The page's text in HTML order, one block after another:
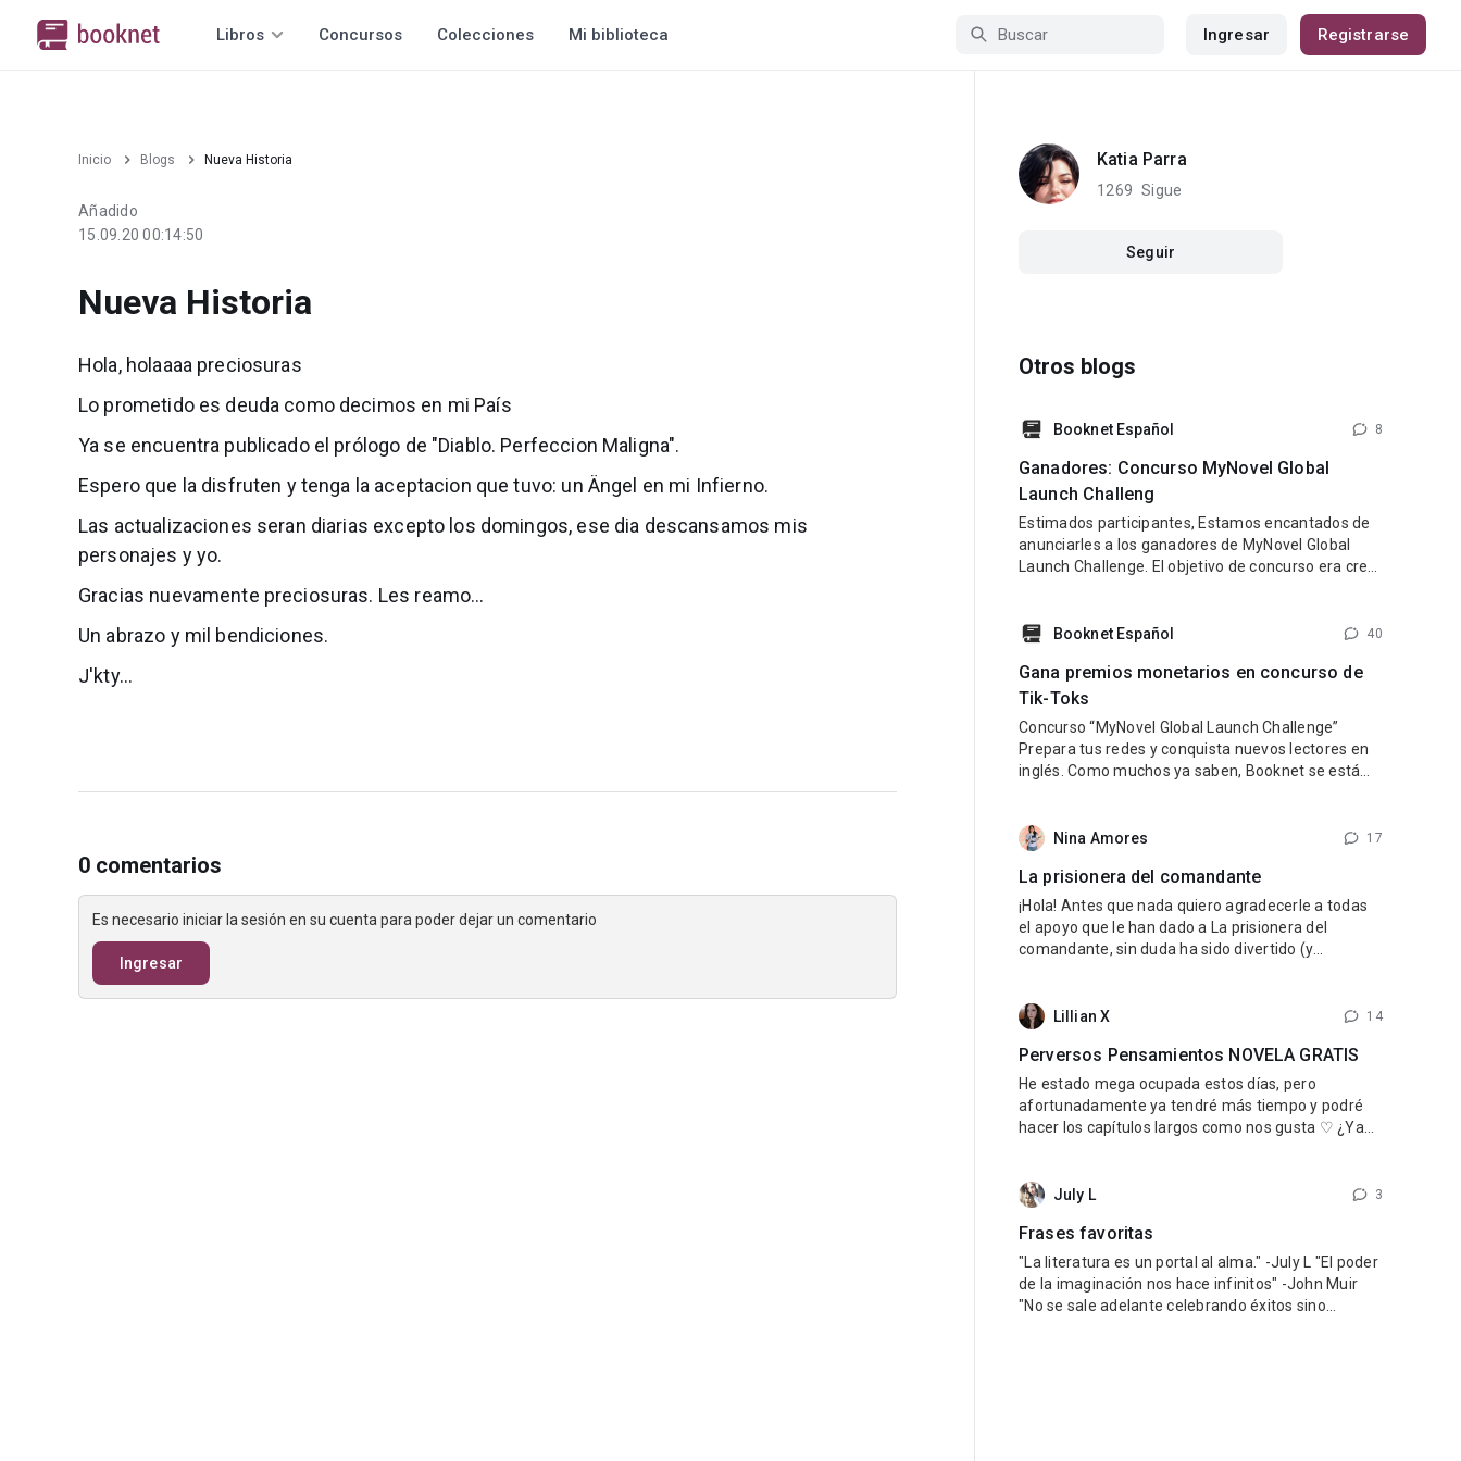
Libros Concursos Colecciones Mi biblioteca Ingresar Registrarse
Inicio Blogs Nueva Historia
Añadido
15.09.20 00:14:50
Nueva Historia
Hola, holaaaa preciosuras
Lo prometido es deuda como decimos en mi País
Ya se encuentra publicado el prólogo de "Diablo. Perfeccion Maligna".
Espero que la disfruten y tenga la aceptacion que tuvo: un Ängel en mi Infierno.
Las actualizaciones seran diarias excepto los domingos, ese dia descansamos mis
personajes y yo.
Gracias nuevamente preciosuras. Les reamo...
Un abrazo y mil bendiciones.
J'kty...
0 comentarios
Es necesario iniciar la sesión en su cuenta para poder dejar un comentario
Ingresar
Katia Parra
1269 Sigue
Seguir
Otros blogs
Booknet Español 8
Ganadores: Concurso MyNovel Global
Launch Challeng
Estimados participantes, Estamos encantados de
anunciarles a los ganadores de MyNovel Global
Launch Challenge. El objetivo de concurso era crear
libros de otros autores si no eres escritor). Link al
usuario de TikTok dark.reader3 2
Booknet Español 40
Gana premios monetarios en concurso de
Tik-Toks
Concurso “MyNovel Global Launch Challenge”
Prepara tus redes y conquista nuevos lectores en
inglés. Como muchos ya saben, Booknet se está
autores podrán vender sus libros traducidos a
mundo. El primer idioma será
Nina Amores 17
La prisionera del comandante
¡Hola! Antes que nada quiero agradecerle a todas
el apoyo que le han dado a La prisionera del
comandante, sin duda ha sido divertido (y
leido Una esposa para el rey, si les está gustando
encontrar de forma gratuita aquí
Lillian X 14
Perversos Pensamientos NOVELA GRATIS
He estado mega ocupada estos días, pero
afortunadamente ya tendré más tiempo y podré
hacer los capítulos largos como nos gusta ♡ ¿Ya
DEBES, y repito DEBES leerla. Tenemos un
que
July L 3
Frases favoritas
"La literatura es un portal al alma." -July L "El poder
de la imaginación nos hace infinitos" -John Muir
"No se sale adelante celebrando éxitos sino